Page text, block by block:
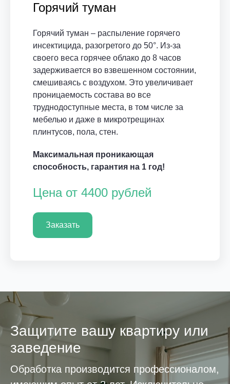
Горячий туман
Горячий туман – распыление горячего
инсектицида, разогретого до 50°. Из-за
своего веса горячее облако до 8 часов
задерживается во взвешенном состоянии,
смешиваясь с воздухом. Это увеличивает
проницаемость состава во все
труднодоступные места, в том числе за
мебелью и даже в микротрещинах
плинтусов, пола, стен.
Максимальная проникающая
способность, гарантия на 1 год!
Цена от 4400 рублей
Заказать
Защитите вашу квартиру или
заведение
Обработка производится профессионалом,